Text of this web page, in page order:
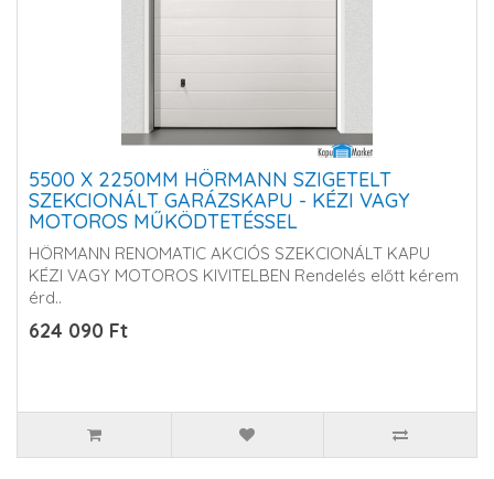
5500 X 2250MM HÖRMANN SZIGETELT
SZEKCIONÁLT GARÁZSKAPU - KÉZI VAGY
MOTOROS MŰKÖDTETÉSSEL
HÖRMANN RENOMATIC AKCIÓS SZEKCIONÁLT KAPU
KÉZI VAGY MOTOROS KIVITELBEN Rendelés előtt kérem
érd..
624 090 Ft